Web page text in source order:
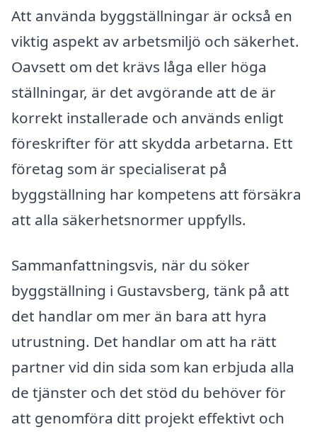
Att använda byggställningar är också en
viktig aspekt av arbetsmiljö och säkerhet.
Oavsett om det krävs låga eller höga
ställningar, är det avgörande att de är
korrekt installerade och används enligt
föreskrifter för att skydda arbetarna. Ett
företag som är specialiserat på
byggställning har kompetens att försäkra
att alla säkerhetsnormer uppfylls.
Sammanfattningsvis, när du söker
byggställning i Gustavsberg, tänk på att
det handlar om mer än bara att hyra
utrustning. Det handlar om att ha rätt
partner vid din sida som kan erbjuda alla
de tjänster och det stöd du behöver för
att genomföra ditt projekt effektivt och